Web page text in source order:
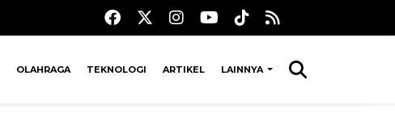
OLAHRAGA TEKNOLOGI ARTIKEL LAINNYA